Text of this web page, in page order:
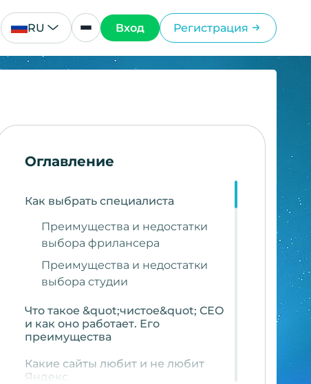
RU Вход Регистрация
Оглавление
Как выбрать специалиста
Преимущества и недостатки
выбора фрилансера
Преимущества и недостатки
выбора студии
Что такое &quot;чистое&quot; СЕО
и как оно работает. Его
преимущества
Какие сайты любит и не любит
Яндекс